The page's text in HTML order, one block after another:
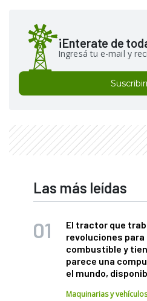
¡Enterate de
Ingresá tu e-mail y
Las más leídas
El tractor que
revoluciones
combustible y
parece una
el mundo,
Maquinarias y vehículos